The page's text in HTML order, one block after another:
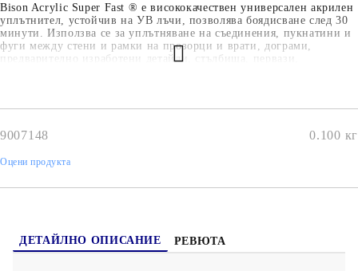
Bison Acrylic Super Fast ® е висококачествен универсален акрилен
уплътнител, устойчив на УВ лъчи, позволява боядисване след 30
минути. Използва се за уплътняване на съединения, пукнатини и
фуги между стени и рамки на прозорци и врати, дограми,
предварително изработени детайли, стълбища, первази,
9007148 0.100 кг
Оцени продукта
ДЕТАЙЛНО ОПИСАНИЕ РЕВЮТА